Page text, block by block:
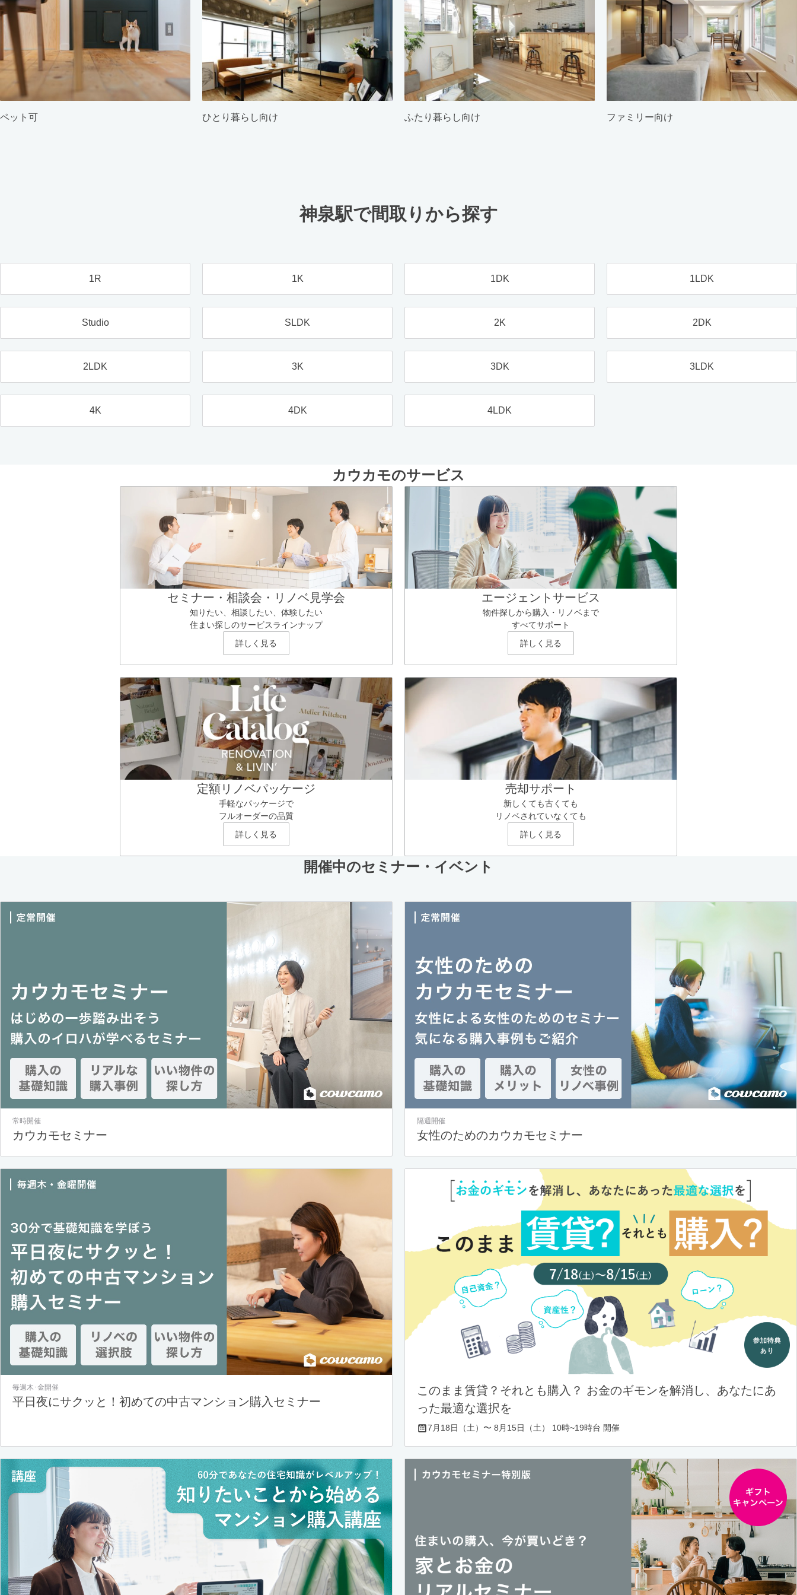
ペット可 ひとり暮らし向け ふたり暮らし向け ファミリー向け
神泉駅で間取りから探す
1R 1K 1DK 1LDK
Studio SLDK 2K 2DK
2LDK 3K 3DK 3LDK
4K 4DK 4LDK
カウカモのサービス
セミナー・相談会・リノベ見学会
知りたい、相談したい、体験したい
住まい探しのサービスラインナップ
詳しく見る
エージェントサービス
物件探しから購入・リノベまで
すべてサポート
詳しく見る
定額リノベパッケージ
手軽なパッケージで
フルオーダーの品質
詳しく見る
売却サポート
新しくても古くても
リノベされていなくても
詳しく見る
開催中のセミナー・イベント
常時開催
カウカモセミナー
隔週開催
女性のためのカウカモセミナー
毎週木･金開催
平日夜にサクッと！初めての中古マンション購入セミナー
このまま賃貸？それとも購入？ お金のギモンを解消し、あなたにあ
った最適な選択を
7月18日（土）〜 8月15日（土） 10時~19時台 開催